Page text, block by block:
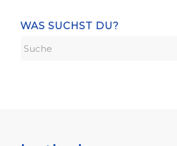
WAS SUCHST DU?